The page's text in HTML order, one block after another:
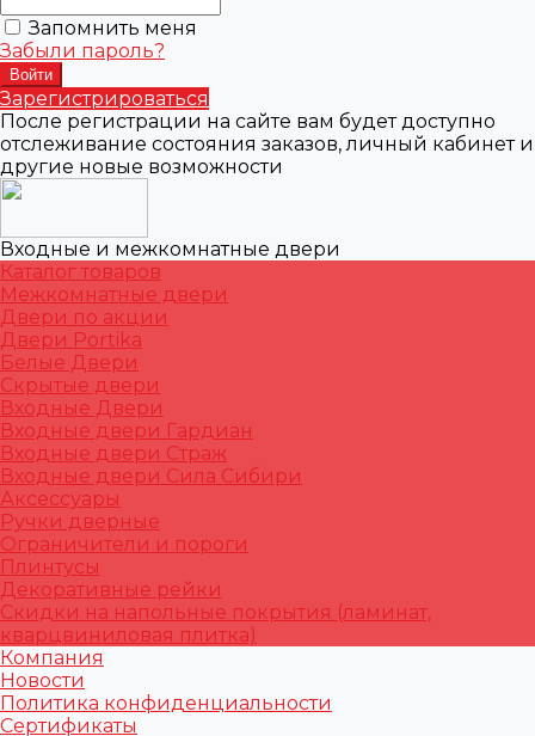
Запомнить меня
Забыли пароль?
Зарегистрироваться
После регистрации на сайте вам будет доступно
отслеживание состояния заказов, личный кабинет и
другие новые возможности
Входные и межкомнатные двери
Каталог товаров
Межкомнатные двери
Двери по акции
Двери Portika
Белые Двери
Скрытые двери
Входные Двери
Входные двери Гардиан
Входные двери Страж
Входные двери Сила Сибири
Аксессуары
Ручки дверные
Ограничители и пороги
Плинтусы
Декоративные рейки
Скидки на напольные покрытия (ламинат,
кварцвиниловая плитка)
Компания
Новости
Политика конфиденциальности
Сертификаты